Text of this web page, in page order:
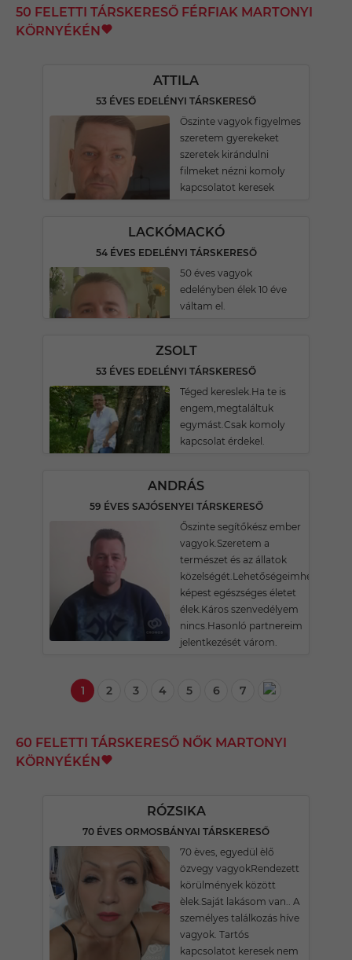
50 FELETTI TÁRSKERESŐ FÉRFIAK MARTONYI
KÖRNYÉKÉN
ATTILA
53 ÉVES EDELÉNYI TÁRSKERESŐ
Öszinte vagyok figyelmes
szeretem gyerekeket
szeretek kirándulni
filmeket nézni komoly
kapcsolatot keresek
LACKÓMACKÓ
54 ÉVES EDELÉNYI TÁRSKERESŐ
50 éves vagyok
edelényben élek 10 éve
váltam el.
ZSOLT
53 ÉVES EDELÉNYI TÁRSKERESŐ
Téged kereslek.Ha te is
engem,megtaláltuk
egymást.Csak komoly
kapcsolat érdekel.
ANDRÁS
59 ÉVES SAJÓSENYEI TÁRSKERESŐ
Őszinte segítőkész ember
vagyok.Szeretem a
természet és az állatok
közelségét.Lehetőségeimhez
képest egészséges életet
élek.Káros szenvedélyem
nincs.Hasonló partnereim
jelentkezését várom.
1 2 3 4 5 6 7
60 FELETTI TÁRSKERESŐ NŐK MARTONYI
KÖRNYÉKÉN
RÓZSIKA
70 ÉVES ORMOSBÁNYAI TÁRSKERESŐ
70 èves, egyedül èlő
özvegy vagyokRendezett
körülmények között
èlek.Saját lakásom van.. A
személyes találkozás híve
vagyok. Tartós
kapcsolatot keresek nem